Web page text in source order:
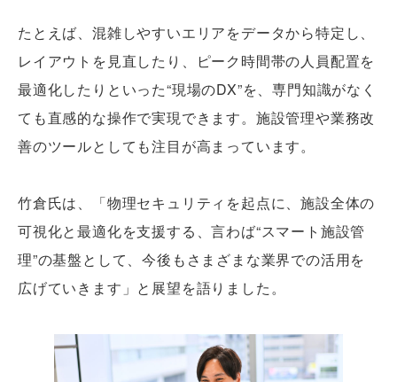
たとえば、混雑しやすいエリアをデータから特定し、
レイアウトを見直したり、ピーク時間帯の人員配置を
最適化したりといった“現場のDX”を、専門知識がなく
ても直感的な操作で実現できます。施設管理や業務改
善のツールとしても注目が高まっています。
竹倉氏は、「物理セキュリティを起点に、施設全体の
可視化と最適化を支援する、言わば“スマート施設管
理”の基盤として、今後もさまざまな業界での活用を
広げていきます」と展望を語りました。